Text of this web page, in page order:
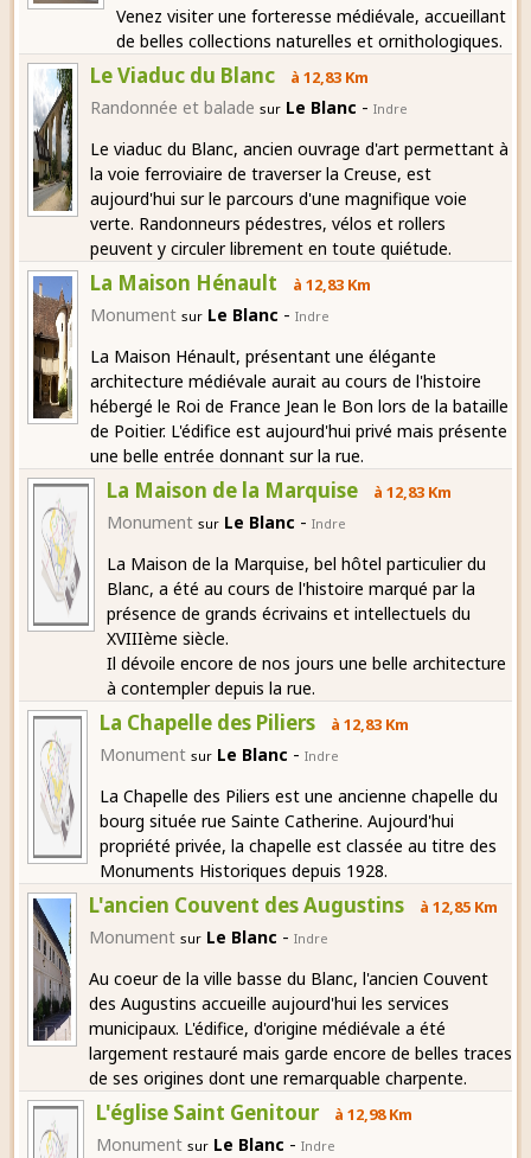
Venez visiter une forteresse médiévale, accueillant
de belles collections naturelles et ornithologiques.
Le Viaduc du Blanc à 12,83 Km
Randonnée et balade sur Le Blanc - Indre
Le viaduc du Blanc, ancien ouvrage d'art permettant à
la voie ferroviaire de traverser la Creuse, est
aujourd'hui sur le parcours d'une magnifique voie
verte. Randonneurs pédestres, vélos et rollers
peuvent y circuler librement en toute quiétude.
La Maison Hénault à 12,83 Km
Monument sur Le Blanc -Indre
La Maison Hénault, présentant une élégante
architecture médiévale aurait au cours de l'histoire
hébergé le Roi de France Jean le Bon lors de la bataille
de Poitier. L'édifice est aujourd'hui privé mais présente
une belle entrée donnant sur la rue.
La Maison de la Marquise à 12,83 Km
Monument sur Le Blanc -Indre
La Maison de la Marquise, bel hôtel particulier du
Blanc, a été au cours de l'histoire marqué par la
présence de grands écrivains et intellectuels du
XVIIIème siècle.
Il dévoile encore de nos jours une belle architecture
à contempler depuis la rue.
La Chapelle des Piliers à 12,83 Km
Monument sur Le Blanc -Indre
La Chapelle des Piliers est une ancienne chapelle du
bourg située rue Sainte Catherine. Aujourd'hui
propriété privée, la chapelle est classée au titre des
Monuments Historiques depuis 1928.
L'ancien Couvent des Augustins à 12,85 Km
Monument sur Le Blanc - Indre
Au coeur de la ville basse du Blanc, l'ancien Couvent
des Augustins accueille aujourd'hui les services
municipaux. L'édifice, d'origine médiévale a été
largement restauré mais garde encore de belles traces
de ses origines dont une remarquable charpente.
L'église Saint Genitour à 12,98 Km
Monument sur Le Blanc - Indre